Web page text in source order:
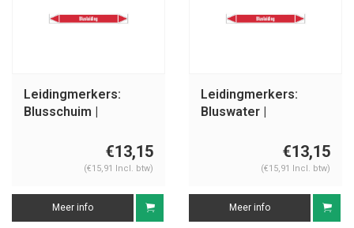
Leidingmerkers:
Blusschuim |
€13,15
(€15,91 Incl. btw)
Meer info
Leidingmerkers:
Bluswater |
€13,15
(€15,91 Incl. btw)
Meer info